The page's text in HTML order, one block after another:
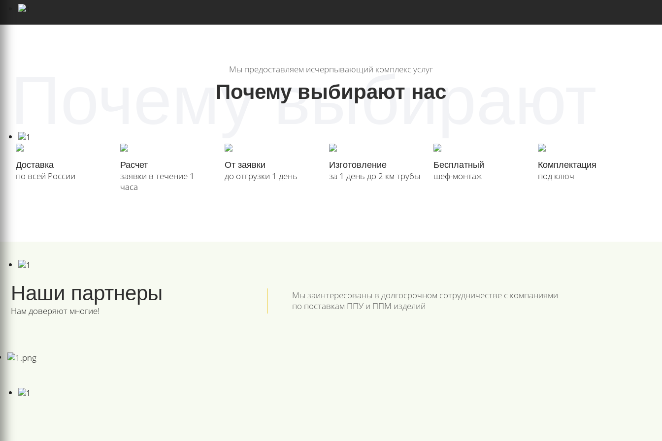
Мы предоставляем исчерпывающий комплекс услуг
Почему выбирают нас
Почему выбирают
Доставка
по всей России
Расчет
заявки в течение 1
часа
От заявки
до отгрузки 1 день
Изготовление
за 1 день до 2 км трубы
Бесплатный
шеф-монтаж
Комплектация
под ключ
Наши партнеры
Нам доверяют многие!
Мы заинтересованы в долгосрочном сотрудничестве с компаниями
по поставкам ППУ и ППМ изделий